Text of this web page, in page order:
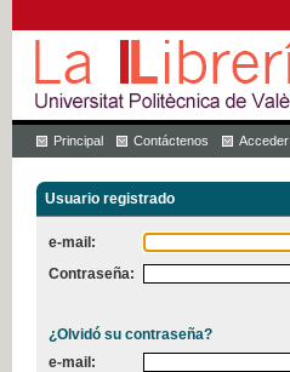
Principal Contáctenos Acceder
Usuario registrado
e-mail:
Contraseña:
¿Olvidó su contraseña?
e-mail: